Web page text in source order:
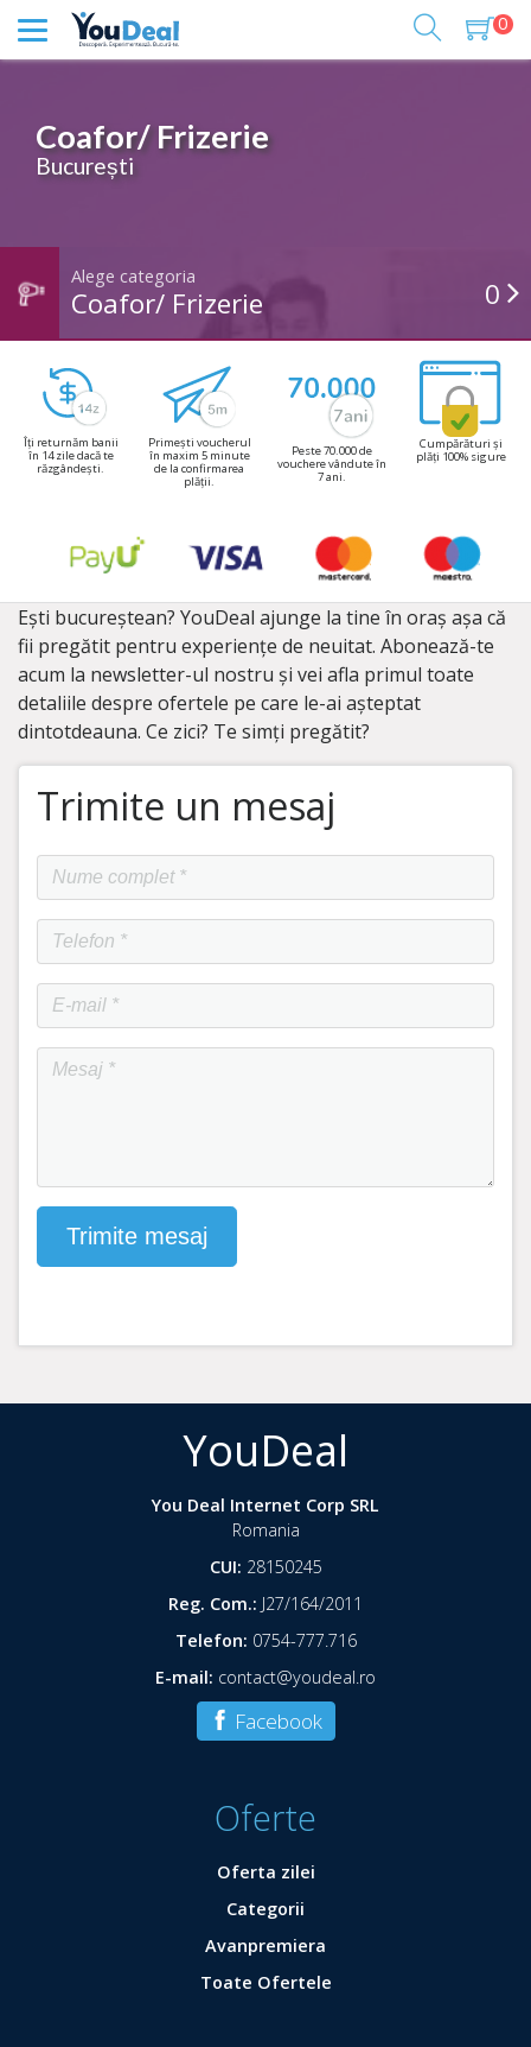
0
Coafor/ Frizerie
București
Alege categoria
Coafor/ Frizerie 0
Îți returnăm banii
în 14 zile dacă te
răzgândești.
Primești voucherul
în maxim 5 minute
de la confirmarea
plății.
Peste 70.000 de
vouchere vândute în
7 ani.
Cumpărături și
plăți 100% sigure
Ești bucureștean? YouDeal ajunge la tine în oraș așa că
fii pregătit pentru experiențe de neuitat. Abonează-te
acum la newsletter-ul nostru și vei afla primul toate
detaliile despre ofertele pe care le-ai așteptat
dintotdeauna. Ce zici? Te simți pregătit?
Trimite un mesaj
YouDeal
You Deal Internet Corp SRL
Romania
CUI: 28150245
Reg. Com.: J27/164/2011
Telefon: 0754-777.716
E-mail: contact@youdeal.ro
Facebook
Oferte
Oferta zilei
Categorii
Avanpremiera
Toate Ofertele